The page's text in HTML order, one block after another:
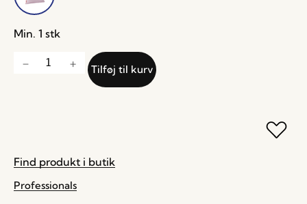
Min. 1 stk
Tilføj til kurv
Find produkt i butik
Professionals